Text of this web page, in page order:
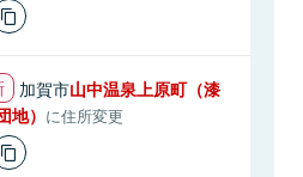
加賀市山中温泉上原町（漆
地） に住所変更